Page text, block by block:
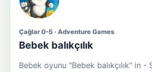
Çağlar 0-5 · Adventure Games
Bebek balıkçılık
Bebek oyunu "Bebek balıkçılık" in -